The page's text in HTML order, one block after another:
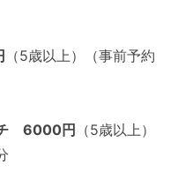
（5歳以上）（事前予約
チ 6000円
（5歳以上）